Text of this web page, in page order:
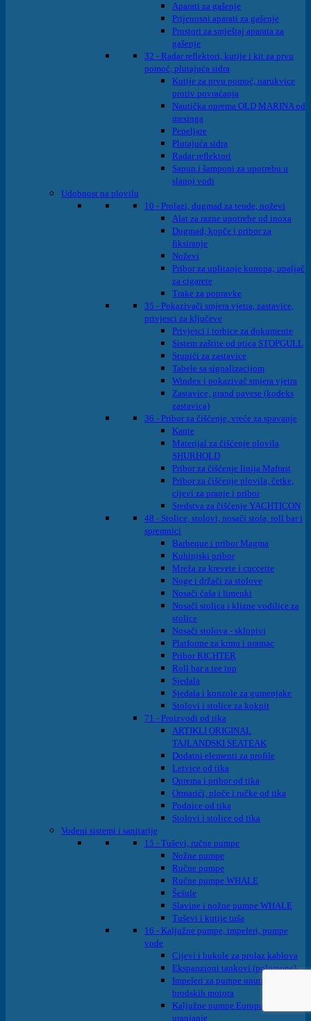
Aparati za gašenje
Prijenosni aparati za gašenje
Prostori za smještaj aparata za
gašenje
32 - Radar reflektori, kutije i kit za prvu
pomoć, plutajuća sidra
Kutije za prvu pomoć, narukvice
protiv povraćanja
Nautička oprema OLD MARINA od
mesinga
Pepeljare
Plutajuća sidra
Radar reflektori
Sapun i šamponi za upotrebu u
slanoj vodi
Udobnost na plovilu
10 - Prolazi, dugmad za tende, noževi
Alat za razne upotrebe od inoxa
Dugmad, kopče i pribor za
fiksiranje
Noževi
Pribor za uplitanje konopa; upaljač
za cigarete
Trake za popravke
35 - Pokazivači smjera vjetra, zastavice,
privjesci za ključeve
Privjesci i torbice za dokumente
Sistem zaštite od ptica STOPGULL
Stupići za zastavice
Tabele sa signalizacijom
Windex i pokazivač smjera vjetra
Zastavice, grand pavese (kodeks
zastavica)
36 - Pribor za čišćenje, vreće za spavanje
Kante
Materijal za čišćenje plovila
SHURHOLD
Pribor za čišćenje linija Mafrast
Pribor za čišćenje plovila, četke,
cijevi za pranje i pribor
Sredstva za čišćenje YACHTICON
48 - Stolice, stolovi, nosači stola, roll bar i
spremnici
Barbeque i pribor Magma
Kuhinjski pribor
Mreža za krevete i cuccette
Noge i držači za stolove
Nosači čaša i limenki
Nosači stolica i klizne vodilice za
stolice
Nosači stolova - sklopivi
Platforme za krmu i pramac
Pribor RICHTER
Roll bar a tee top
Sjedala
Sjedala i konzole za gumenjake
Stolovi i stolice za kokpit
71 - Proizvodi od tika
ARTIKLI ORIGINAL
TAJLANDSKI SEATEAK
Dodatni elementi za profile
Letvice od tika
Oprema i pribor od tika
Ormarići, ploče i ručke od tika
Podnice od tika
Stolovi i stolice od tika
Vodeni sistemi i sanitarije
15 - Tuševi, ručne pumpe
Nožne pumpe
Ručne pumpe
Ručne pumpe WHALE
Šešule
Slavine i nožne pumpe WHALE
Tuševi i kutije tuša
16 - Kaljužne pumpe, impeleri, pumpe
vode
Cijevi i bukole za prolaz kablova
Ekspanzioni tankovi (polomone)
Impeleri za pumpe unutrašnjih
brodskih motora
Kaljužne pumpe Europump na
uranjanje